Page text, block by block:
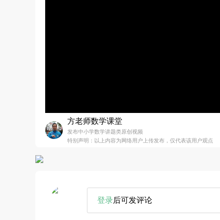
方老师数学课堂
发布中小学数学讲题类原创视频
特别声明：以上内容为网络用户上传发布，仅代表该用户观点
登录后可发评论